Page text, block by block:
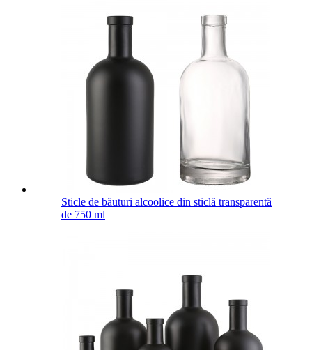
Sticle de băuturi alcoolice din sticlă transparentă
de 750 ml